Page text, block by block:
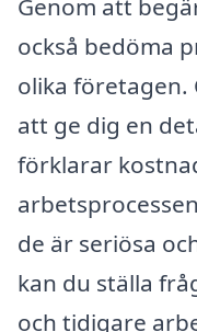
Genom att
också bedöma
olika företagen.
att ge dig en
förklarar
de är seriösa
kan du ställa
och tidigare